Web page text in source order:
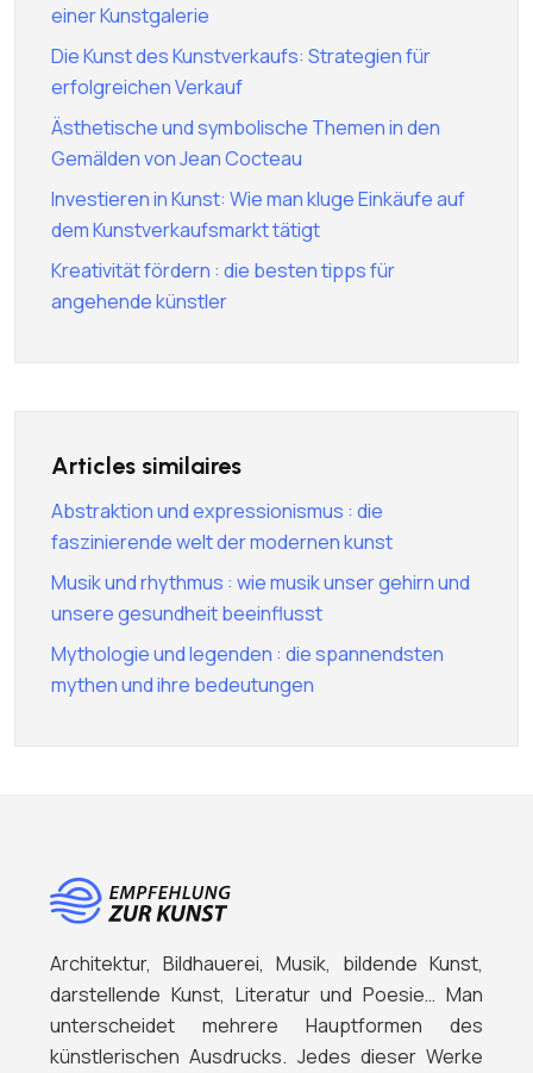
einer Kunstgalerie
Die Kunst des Kunstverkaufs: Strategien für
erfolgreichen Verkauf
Ästhetische und symbolische Themen in den
Gemälden von Jean Cocteau
Investieren in Kunst: Wie man kluge Einkäufe auf
dem Kunstverkaufsmarkt tätigt
Kreativität fördern : die besten tipps für
angehende künstler
Articles similaires
Abstraktion und expressionismus : die
faszinierende welt der modernen kunst
Musik und rhythmus : wie musik unser gehirn und
unsere gesundheit beeinflusst
Mythologie und legenden : die spannendsten
mythen und ihre bedeutungen
Architektur, Bildhauerei, Musik, bildende Kunst,
darstellende Kunst, Literatur und Poesie… Man
unterscheidet mehrere Hauptformen des
künstlerischen Ausdrucks. Jedes dieser Werke